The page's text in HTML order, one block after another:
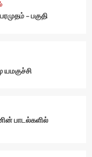
– பகுதி
யமகுச்சி
பாடல்களில்